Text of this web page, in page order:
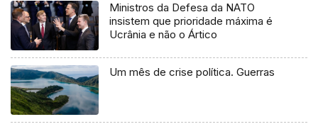
Ministros da Defesa da NATO
insistem que prioridade máxima é
Ucrânia e não o Ártico
Um mês de crise política. Guerras